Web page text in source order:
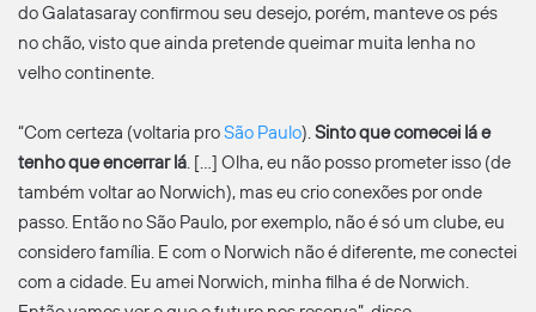
do Galatasaray confirmou seu desejo, porém, manteve os pés
no chão, visto que ainda pretende queimar muita lenha no
velho continente.
“Com certeza (voltaria proSão Paulo).Sinto que comecei lá e
tenho que encerrar lá. […] Olha, eu não posso prometer isso (de
também voltar ao Norwich), mas eu crio conexões por onde
passo. Então no São Paulo, por exemplo, não é só um clube, eu
considero família. E com o Norwich não é diferente, me conectei
com a cidade. Eu amei Norwich, minha filha é de Norwich.